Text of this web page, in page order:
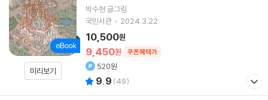
미리보기
박수현 글그림
국민서관
2024.3.22.
9,450원 쿠폰혜택가
10,500원
520원
9.9 (49)